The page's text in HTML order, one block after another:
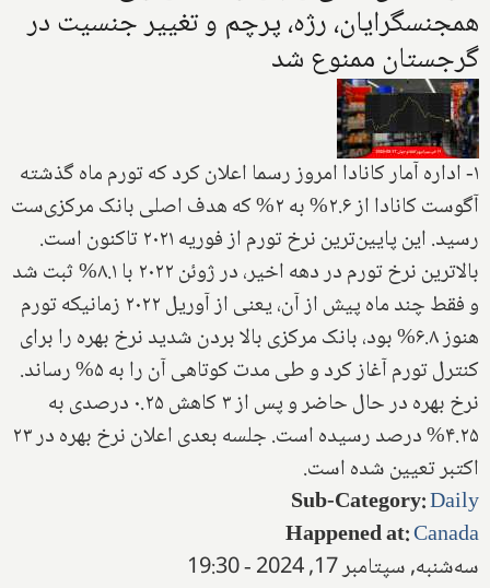
همجنسگرایان، رژه، پرچم و تغییر جنسیت در
گرجستان ممنوع شد
۱- اداره آمار کانادا امروز رسما اعلان کرد که تورم ماه گذشته
آگوست کانادا از ۲.۶% به ۲% که هدف اصلی بانک مرکزی‌ست
رسید. این پایین‌ترین نرخ تورم از فوریه ۲۰۲۱ تاکنون است.
بالاترین نرخ تورم در دهه اخیر، در ژوئن ۲۰۲۲ با ۸.۱% ثبت شد
و فقط چند ماه پیش از آن، یعنی از آوریل ۲۰۲۲ زمانیکه تورم
هنوز ۶.۸% بود، بانک مرکزی بالا بردن شدید نرخ بهره را برای
کنترل تورم آغاز کرد و طی مدت کوتاهی آن را به ۵% رساند.
نرخ بهره در حال حاضر و پس از ۳ کاهش ۰.۲۵ درصدی به
۴.۲۵% درصد رسیده است. جلسه بعدی اعلان نرخ بهره در ۲۳
اکتبر تعیین شده است.
Sub-Category:Daily
Happened at:Canada
سه‌شنبه, سپتامبر 17, 2024 - 19:30